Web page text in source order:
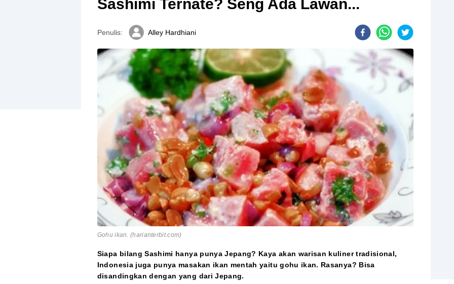
Sashimi Ternate? Seng Ada Lawan...
Penulis: Alley Hardhiani
Gohu ikan. (harianterbit.com)
Siapa bilang Sashimi hanya punya Jepang? Kaya akan warisan kuliner tradisional,
Indonesia juga punya masakan ikan mentah yaitu gohu ikan. Rasanya? Bisa
disandingkan dengan yang dari Jepang.